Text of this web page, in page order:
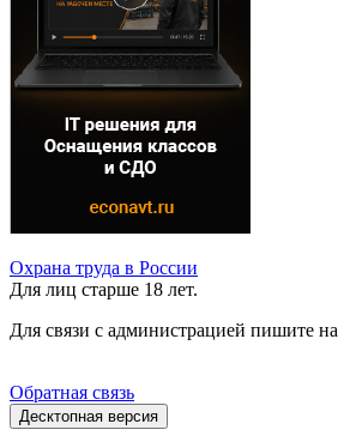
Охрана труда в России
Для лиц старше 18 лет.
Для связи с администрацией пишите на
Обратная связь
Десктопная версия